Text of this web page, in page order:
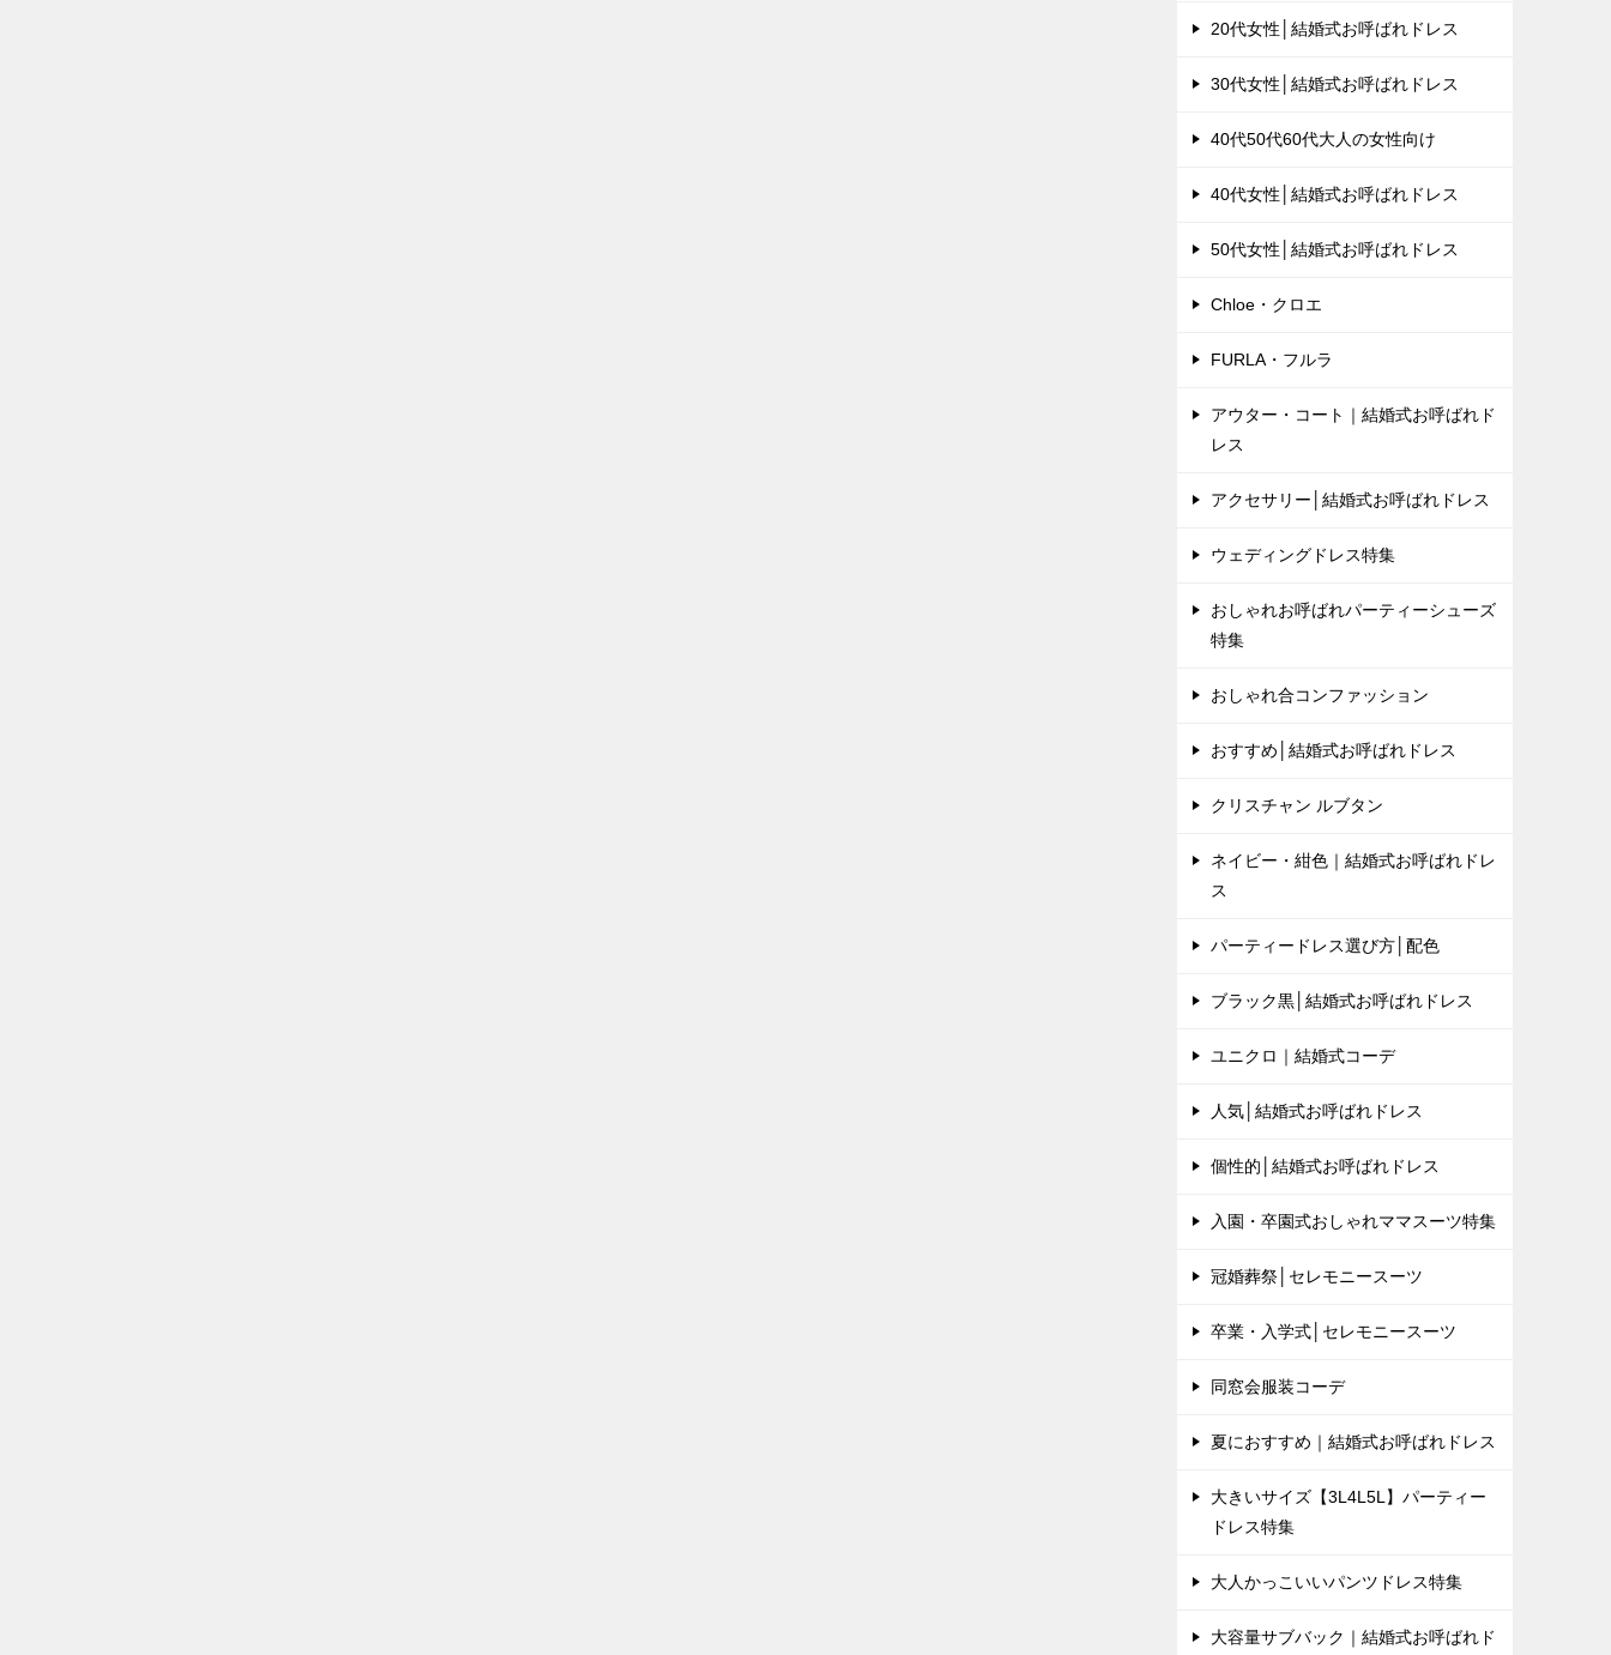
20代女性│結婚式お呼ばれドレス
30代女性│結婚式お呼ばれドレス
40代50代60代大人の女性向け
40代女性│結婚式お呼ばれドレス
50代女性│結婚式お呼ばれドレス
Chloe・クロエ
FURLA・フルラ
アウター・コート｜結婚式お呼ばれド
レス
アクセサリー│結婚式お呼ばれドレス
ウェディングドレス特集
おしゃれお呼ばれパーティーシューズ
特集
おしゃれ合コンファッション
おすすめ│結婚式お呼ばれドレス
クリスチャン ルブタン
ネイビー・紺色｜結婚式お呼ばれドレ
ス
パーティードレス選び方│配色
ブラック黒│結婚式お呼ばれドレス
ユニクロ｜結婚式コーデ
人気│結婚式お呼ばれドレス
個性的│結婚式お呼ばれドレス
入園・卒園式おしゃれママスーツ特集
冠婚葬祭│セレモニースーツ
卒業・入学式│セレモニースーツ
同窓会服装コーデ
夏におすすめ｜結婚式お呼ばれドレス
大きいサイズ【3L4L5L】パーティー
ドレス特集
大人かっこいいパンツドレス特集
大容量サブバック｜結婚式お呼ばれド